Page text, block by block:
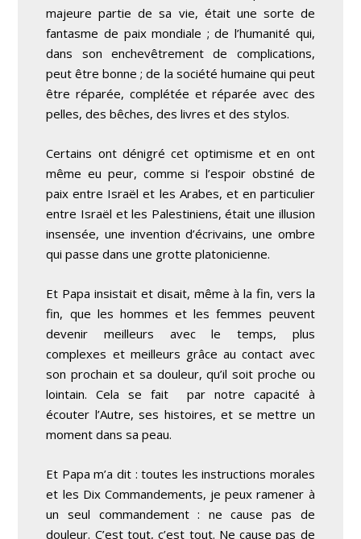
majeure partie de sa vie, était une sorte de
fantasme de paix mondiale ; de l’humanité qui,
dans son enchevêtrement de complications,
peut être bonne ; de la société humaine qui peut
être réparée, complétée et réparée avec des
pelles, des bêches, des livres et des stylos.
Certains ont dénigré cet optimisme et en ont
même eu peur, comme si l’espoir obstiné de
paix entre Israël et les Arabes, et en particulier
entre Israël et les Palestiniens, était une illusion
insensée, une invention d’écrivains, une ombre
qui passe dans une grotte platonicienne.
Et Papa insistait et disait, même à la fin, vers la
fin, que les hommes et les femmes peuvent
devenir meilleurs avec le temps, plus
complexes et meilleurs grâce au contact avec
son prochain et sa douleur, qu’il soit proche ou
lointain. Cela se fait par notre capacité à
écouter l’Autre, ses histoires, et se mettre un
moment dans sa peau.
Et Papa m’a dit : toutes les instructions morales
et les Dix Commandements, je peux ramener à
un seul commandement : ne cause pas de
douleur. C’est tout, c’est tout. Ne cause pas de